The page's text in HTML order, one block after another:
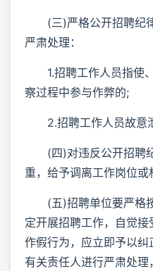
(三)严格公开招聘纪
严肃处理：
1.招聘工作人员指使
察过程中参与作弊的;
2.招聘工作人员故意
(四)对违反公开招聘
重，给予调离工作岗位或
(五)招聘单位要严格
定开展招聘工作，自觉
作假行为，应立即予以
有关责任人进行严肃处